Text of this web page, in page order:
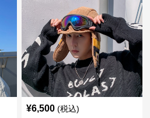
¥6,500 (税込)